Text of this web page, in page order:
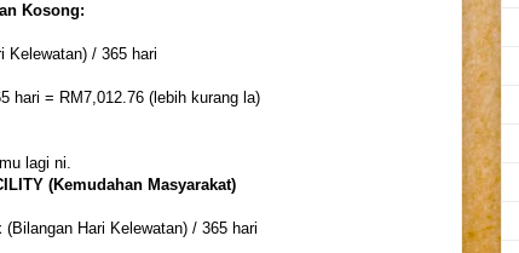
Kosong:
Kelewatan) / 365 hari
hari = RM7,012.76 (lebih kurang la)
lagi ni.
(Kemudahan Masyarakat)
Hari Kelewatan) / 365 hari